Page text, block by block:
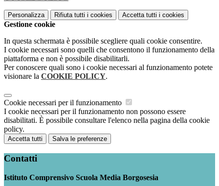
Personalizza Rifiuta tutti i cookies Accetta tutti i cookies
Gestione cookie
In questa schermata è possibile scegliere quali cookie consentire.
I cookie necessari sono quelli che consentono il funzionamento della
piattaforma e non è possibile disabilitarli.
Per conoscere quali sono i cookie necessari al funzionamento potete
visionare la COOKIE POLICY.
Cookie necessari per il funzionamento
I cookie necessari per il funzionamento non possono essere
disabilitati. È possibile consultare l'elenco nella pagina della cookie
policy.
Accetta tutti Salva le preferenze
Contatti
Istituto Comprensivo Scuola Media Borgosesia